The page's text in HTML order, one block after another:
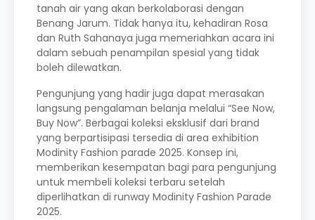
tanah air yang akan berkolaborasi dengan
Benang Jarum. Tidak hanya itu, kehadiran Rosa
dan Ruth Sahanaya juga memeriahkan acara ini
dalam sebuah penampilan spesial yang tidak
boleh dilewatkan.
Pengunjung yang hadir juga dapat merasakan
langsung pengalaman belanja melalui “See Now,
Buy Now”. Berbagai koleksi eksklusif dari brand
yang berpartisipasi tersedia di area exhibition
Modinity Fashion parade 2025. Konsep ini,
memberikan kesempatan bagi para pengunjung
untuk membeli koleksi terbaru setelah
diperlihatkan di runway Modinity Fashion Parade
2025.